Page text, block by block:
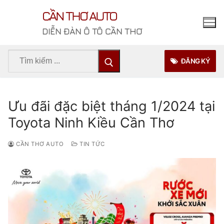
CẦN THƠ AUTO
DIỄN ĐÀN Ô TÔ CẦN THƠ
Tìm
ĐĂNG KÝ
Ưu đãi đặc biệt tháng 1/2024 tại
Toyota Ninh Kiều Cần Thơ
CẦN THƠ AUTO TIN TỨC